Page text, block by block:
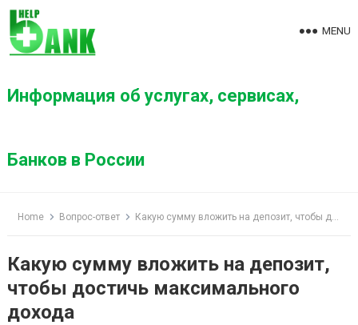
Информация об услугах, сервисах,
Банков в России
MENU
Home Вопрос-ответ Какую сумму вложить на депозит, чтобы достичь максимального дохода
Какую сумму вложить на депозит,
чтобы достичь максимального
дохода